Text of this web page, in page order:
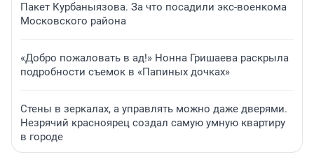
Пакет Курбаныязова. За что посадили экс-военкома
Московского района
«Добро пожаловать в ад!» Нонна Гришаева раскрыла
подробности съемок в «Папиных дочках»
Стены в зеркалах, а управлять можно даже дверями.
Незрячий красноярец создал самую умную квартиру
в городе